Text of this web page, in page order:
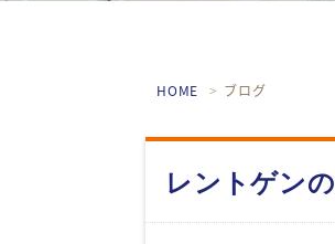
HOME ブログ
レントゲン